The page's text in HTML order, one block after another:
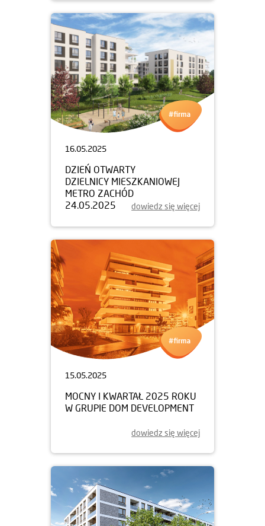
16.05.2025
DZIEŃ OTWARTY
DZIELNICY MIESZKANIOWEJ
METRO ZACHÓD
24.05.2025
dowiedz się więcej
15.05.2025
MOCNY I KWARTAŁ 2025 ROKU
W GRUPIE DOM DEVELOPMENT
dowiedz się więcej